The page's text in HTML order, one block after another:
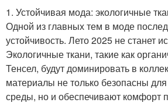
1. Устойчивая мода: экологичные
Одной из главных тем в моде
устойчивость. Лето 2025 не станет
Экологичные ткани, такие как
Тенсел, будут доминировать в
материалы не только безопасны
среды, но и обеспечивают комфорт